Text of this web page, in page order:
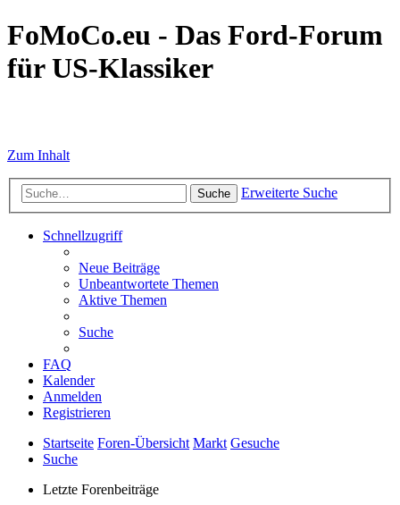
FoMoCo.eu - Das Ford-Forum
für US-Klassiker
Zum Inhalt
Suche Erweiterte Suche
Schnellzugriff
Neue Beiträge
Unbeantwortete Themen
Aktive Themen
Suche
FAQ
Kalender
Anmelden
Registrieren
Startseite Foren-Übersicht Markt Gesuche
Suche
Letzte Forenbeiträge